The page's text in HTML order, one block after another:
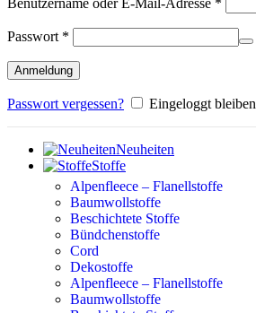
Benutzername oder E-Mail-Adresse *
Passwort *
Anmeldung
Passwort vergessen? Eingeloggt bleiben
Neuheiten
Stoffe
Alpenfleece – Flanellstoffe
Baumwollstoffe
Beschichtete Stoffe
Bündchenstoffe
Cord
Dekostoffe
Alpenfleece – Flanellstoffe
Baumwollstoffe